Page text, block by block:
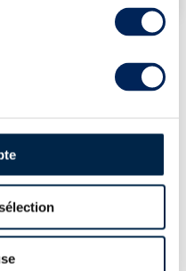
est un single malt
des hogsheads de chêne
et des fûts de sherry